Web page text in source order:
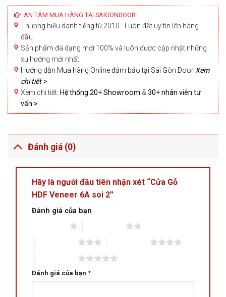
AN TÂM MUA HÀNG TẠI SAIGONDOOR
Thương hiệu danh tiếng từ 2010 - Luôn đặt uy tín lên hàng
đầu
Sản phẩm đa dạng mới 100% và luôn được cập nhật những
xu hướng mới nhất
Hướng dẫn Mua hàng Online đảm bảo tại Sài Gòn Door Xem
chi tiết >
Xem chi tiết: Hệ thống 20+ Showroom & 30+ nhân viên tư
vấn >
Đánh giá (0)
Hãy là người đầu tiên nhận xét “Cửa Gỗ
HDF Veneer 6A soi 2”
Đánh giá của bạn
Đánh giá của bạn *